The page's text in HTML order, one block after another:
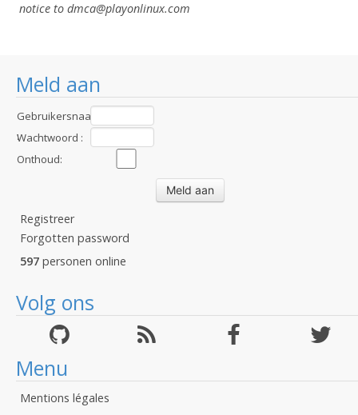
Meld aan
Gebruikersnaam
:Wachtwoord :
Onthoud:
Registreer
Forgotten password
597 personen online
Volg ons
Menu
Mentions légales
notice to dmca@playonlinux.com